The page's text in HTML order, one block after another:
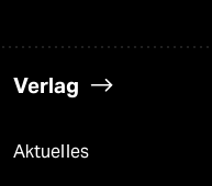
Verlag
Aktuelles